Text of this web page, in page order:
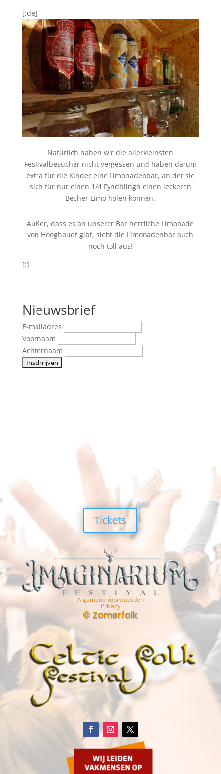
[:de]
Natürlich haben wir die allerkleinsten
Festivalbesucher nicht vergessen und haben darum
extra für die Kinder eine Limonadenbar, an der sie
sich für nur einen 1/4 Fyndhlingh einen leckeren
Becher Limo holen können.
Außer, dass es an unserer Bar herrliche Limonade
von Hooghoudt gibt, sieht die Limonadenbar auch
noch toll aus!
[:]
Nieuwsbrief
E-mailadres
Voornaam
Achternaam
Tickets
Algemene voorwaarden
Privacy
© Zomerfolk